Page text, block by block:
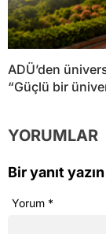
ADÜ’den
“Güçlü bir
YORUMLAR
Bir yanıt yazın
Yorum *